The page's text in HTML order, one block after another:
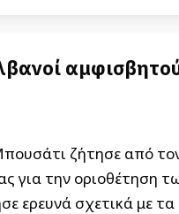
ζήτησε από τον
για την οριοθέτηση
ερευνά σχετικά με